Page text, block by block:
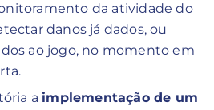
da atividade do
danos já dados, ou
ao jogo, no momento em
a implementação de um